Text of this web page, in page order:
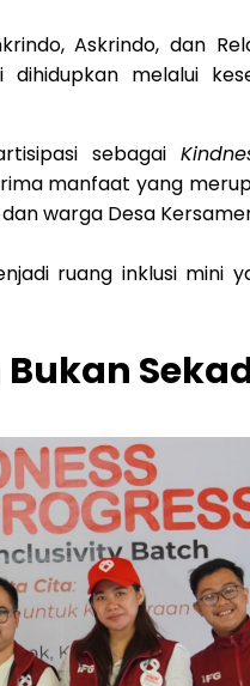
Askrindo, dan
melalui
sebagai
manfaat yang
warga Desa
ruang inklusi mini